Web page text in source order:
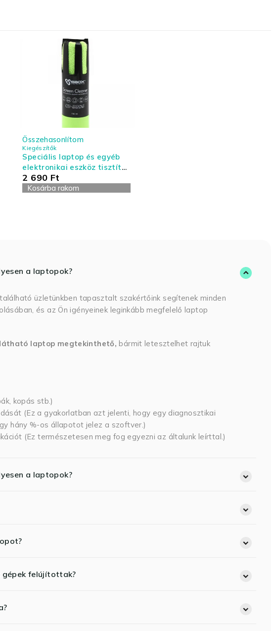
Kiegészítők
Speciális laptop és egyéb
elektronikai eszköz tisztító
készlet - nagy kiszerelés
Összehasonlítom
2 690 Ft
Kosárba rakom
a laptopok?
üzletünkben tapasztalt szakértőink segítenek minden
és az Ön igényeinek leginkább megfelelő laptop
laptop megtekinthető, bármit letesztelhet rajtuk
kopás stb.)
(Ez a gyakorlatban azt jelenti, hogy egy diagnosztikai
hány %-os állapotot jelez a szoftver.)
(Ez természetesen meg fog egyezni az általunk leírttal.)
a laptopok?
felújítottak?